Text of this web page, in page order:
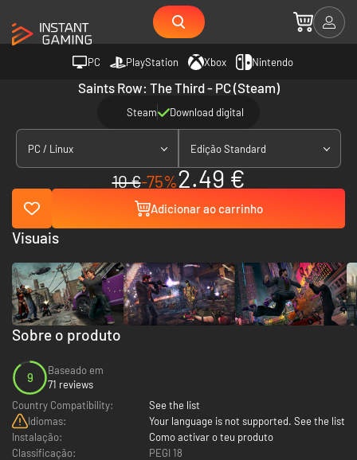
PC PlayStation Xbox Nintendo
Saints Row: The Third - PC (Steam)
Steam Download digital
PC / Linux Edição Standard
10 €-75%2.49 €
Adicionar ao carrinho
Sobre o produto
9
Baseado em
71 reviews
Country Compatibility:
See the list
Idiomas:
Your language is not supported. See the list
Instalação:
Como activar o teu produto
Classificação:
PEGI 18
Visuais